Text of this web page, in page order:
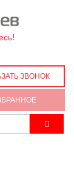
ЗВОНОК